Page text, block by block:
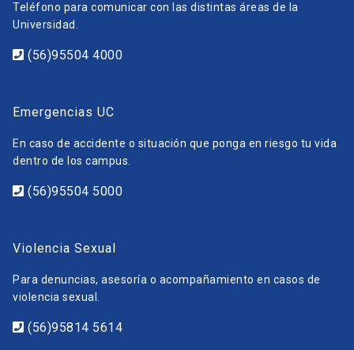
Teléfono para comunicar con las distintas áreas de la
Universidad.
(56)95504 4000
Emergencias UC
En caso de accidente o situación que ponga en riesgo tu vida
dentro de los campus.
(56)95504 5000
Violencia Sexual
Para denuncias, asesoría o acompañamiento en casos de
violencia sexual.
(56)95814 5614